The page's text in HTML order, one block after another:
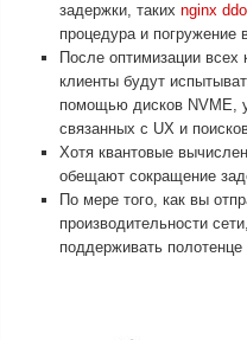
задержки, таких nginx
процедура и погружение
После оптимизации
клиенты будут
помощью дисков NVME,
связанных с UX и
Хотя квантовые
обещают сокращение
По мере того, как вы
производительности
поддерживать